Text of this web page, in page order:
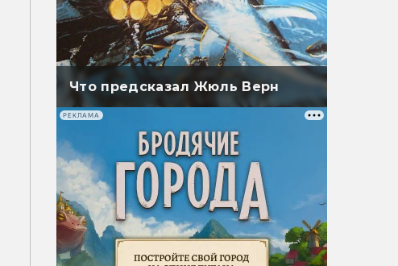
Что предсказал Жюль Верн
РЕКЛАМА